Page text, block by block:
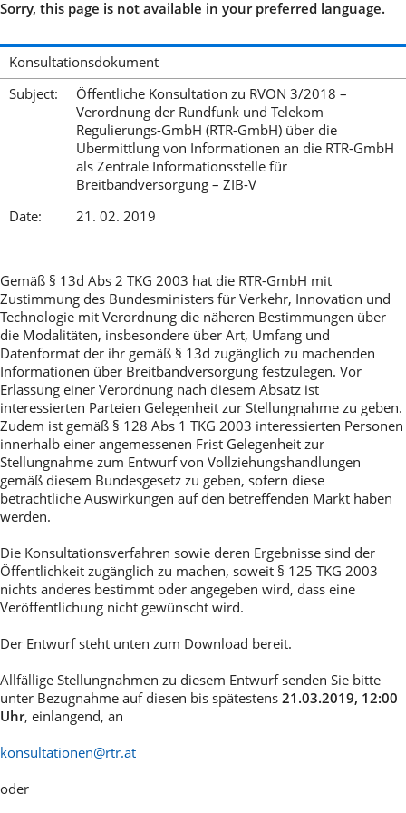
Sorry, this page is not available in your preferred language.
Konsultationsdokument
Subject:
Öffentliche Konsultation zu RVON 3/2018 –
Verordnung der Rundfunk und Telekom
Regulierungs-GmbH (RTR-GmbH) über die
Übermittlung von Informationen an die RTR-GmbH
als Zentrale Informationsstelle für
Breitbandversorgung – ZIB-V
Date:
21. 02. 2019
Gemäß § 13d Abs 2 TKG 2003 hat die RTR-GmbH mit
Zustimmung des Bundesministers für Verkehr, Innovation und
Technologie mit Verordnung die näheren Bestimmungen über
die Modalitäten, insbesondere über Art, Umfang und
Datenformat der ihr gemäß § 13d zugänglich zu machenden
Informationen über Breitbandversorgung festzulegen. Vor
Erlassung einer Verordnung nach diesem Absatz ist
interessierten Parteien Gelegenheit zur Stellungnahme zu geben.
Zudem ist gemäß § 128 Abs 1 TKG 2003 interessierten Personen
innerhalb einer angemessenen Frist Gelegenheit zur
Stellungnahme zum Entwurf von Vollziehungshandlungen
gemäß diesem Bundesgesetz zu geben, sofern diese
beträchtliche Auswirkungen auf den betreffenden Markt haben
werden.
Die Konsultationsverfahren sowie deren Ergebnisse sind der
Öffentlichkeit zugänglich zu machen, soweit § 125 TKG 2003
nichts anderes bestimmt oder angegeben wird, dass eine
Veröffentlichung nicht gewünscht wird.
Der Entwurf steht unten zum Download bereit.
Allfällige Stellungnahmen zu diesem Entwurf senden Sie bitte
unter Bezugnahme auf diesen bis spätestens 21.03.2019, 12:00
Uhr, einlangend, an
konsultationen@rtr.at
oder